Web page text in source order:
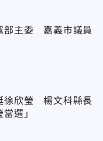
部主委 嘉義市議員
徐欣瑩 楊文科縣長
選」